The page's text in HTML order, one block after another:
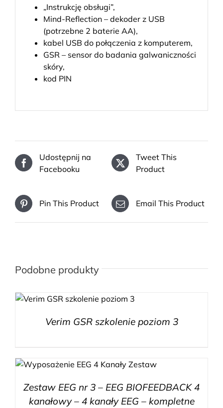
„Instrukcję obsługi”,
Mind-Reflection – dekoder z USB
(potrzebne 2 baterie AA),
kabel USB do połączenia z komputerem,
GSR – sensor do badania galwaniczności
skóry,
kod PIN
Udostępnij na
Facebooku
Tweet This
Product
Pin This Product Email This Product
Podobne produkty
Verim GSR szkolenie poziom 3
Zestaw EEG nr 3 – EEG BIOFEEDBACK 4
kanałowy – 4 kanały EEG – kompletne